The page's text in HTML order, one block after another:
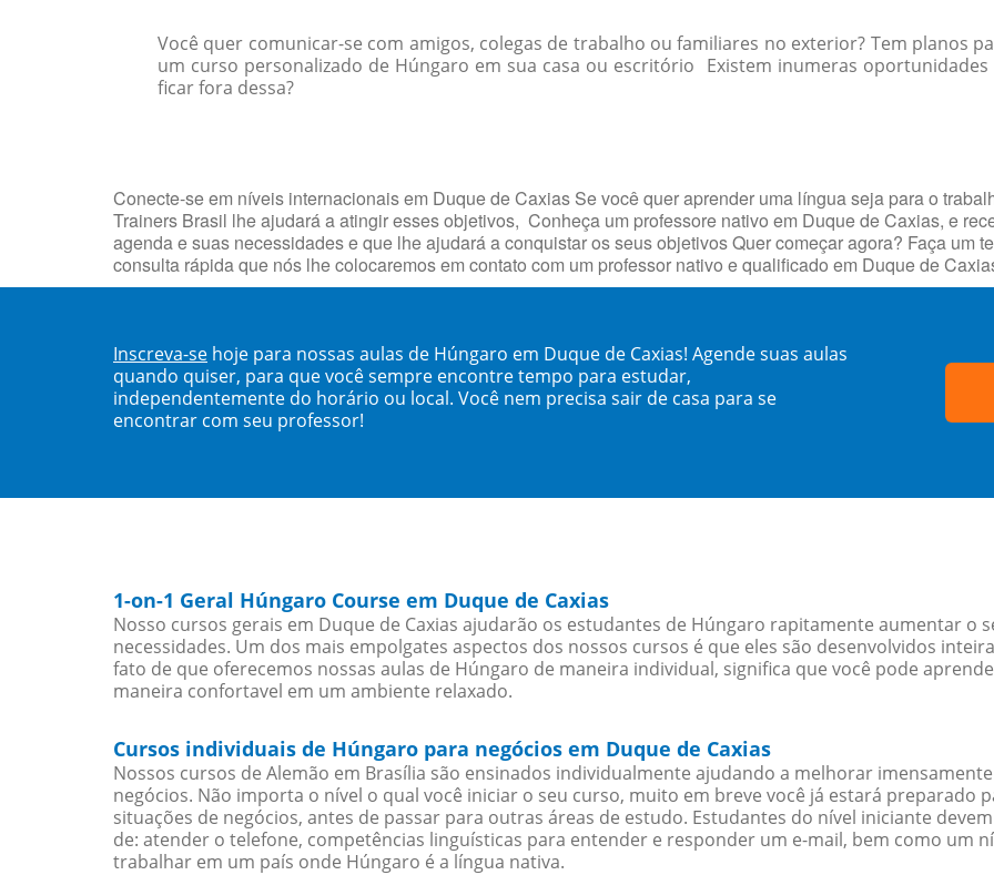
Você quer comunicar-se com amigos, colegas de trabalho ou familiares no exterior? Tem planos
um curso personalizado de Húngaro em sua casa ou escritório Existem inumeras
ficar fora dessa?
Conecte-se em níveis internacionais em Duque de Caxias Se você quer aprender uma língua seja para o
Trainers Brasil lhe ajudará a atingir esses objetivos, Conheça um professore nativo em Duque de Caxias, e
agenda e suas necessidades e que lhe ajudará a conquistar os seus objetivos Quer começar agora? Faça um
consulta rápida que nós lhe colocaremos em contato com um professor nativo e qualificado em Duque de
Inscreva-se hoje para nossas aulas de Húngaro em Duque de Caxias! Agende suas aulas
quando quiser, para que você sempre encontre tempo para estudar,
independentemente do horário ou local. Você nem precisa sair de casa para se
encontrar com seu professor!
1-on-1 Geral Húngaro Course em Duque de Caxias
Nosso cursos gerais em Duque de Caxias ajudarão os estudantes de Húngaro rapitamente aumentar o
necessidades. Um dos mais empolgates aspectos dos nossos cursos é que eles são desenvolvidos
fato de que oferecemos nossas aulas de Húngaro de maneira individual, significa que você pode
maneira confortavel em um ambiente relaxado.
Cursos individuais de Húngaro para negócios em Duque de Caxias
Nossos cursos de Alemão em Brasília são ensinados individualmente ajudando a melhorar
negócios. Não importa o nível o qual você iniciar o seu curso, muito em breve você já estará preparado
situações de negócios, antes de passar para outras áreas de estudo. Estudantes do nível iniciante
de: atender o telefone, competências linguísticas para entender e responder um e-mail, bem como um
trabalhar em um país onde Húngaro é a língua nativa.